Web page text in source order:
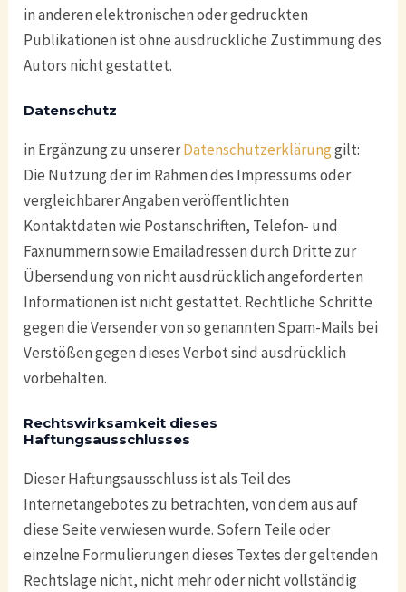
in anderen elektronischen oder gedruckten
Publikationen ist ohne ausdrückliche Zustimmung des
Autors nicht gestattet.
Datenschutz
in Ergänzung zu unsererDatenschutzerklärunggilt:
Die Nutzung der im Rahmen des Impressums oder
vergleichbarer Angaben veröffentlichten
Kontaktdaten wie Postanschriften, Telefon- und
Faxnummern sowie Emailadressen durch Dritte zur
Übersendung von nicht ausdrücklich angeforderten
Informationen ist nicht gestattet. Rechtliche Schritte
gegen die Versender von so genannten Spam-Mails bei
Verstößen gegen dieses Verbot sind ausdrücklich
vorbehalten.
Rechtswirksamkeit dieses
Haftungsausschlusses
Dieser Haftungsausschluss ist als Teil des
Internetangebotes zu betrachten, von dem aus auf
diese Seite verwiesen wurde. Sofern Teile oder
einzelne Formulierungen dieses Textes der geltenden
Rechtslage nicht, nicht mehr oder nicht vollständig